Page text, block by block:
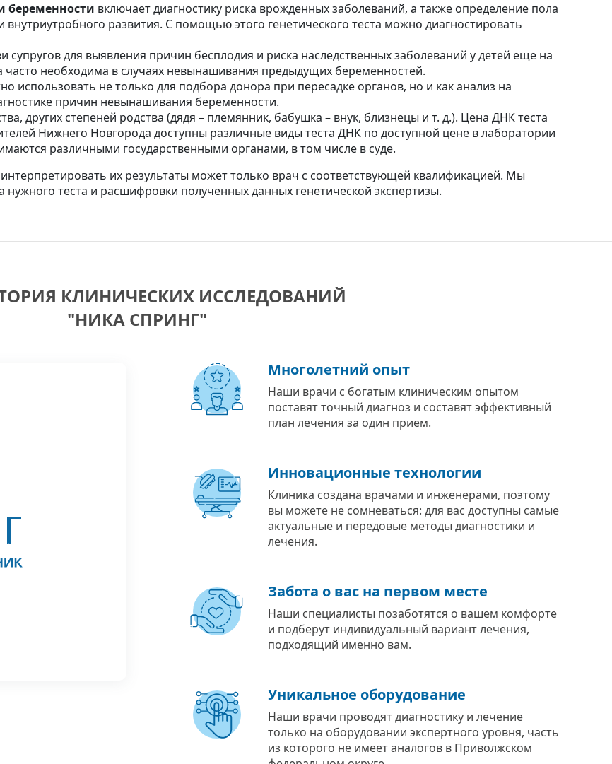
беременности включает диагностику риска врожденных заболеваний, а также определение пола
внутриутробного развития. С помощью этого генетического теста можно диагностировать
супругов для выявления причин бесплодия и риска наследственных заболеваний у детей еще на
часто необходима в случаях невынашивания предыдущих беременностей.
использовать не только для подбора донора при пересадке органов, но и как анализ на
причин невынашивания беременности.
других степеней родства (дядя – племянник, бабушка – внук, близнецы и т. д.). Цена ДНК теста
Нижнего Новгорода доступны различные виды теста ДНК по доступной цене в лаборатории
различными государственными органами, в том числе в суде.
их результаты может только врач с соответствующей квалификацией. Мы
теста и расшифровки полученных данных генетической экспертизы.
КЛИНИЧЕСКИХ ИССЛЕДОВАНИЙ
"НИКА СПРИНГ"
Многолетний опыт
Наши врачи с богатым клиническим опытом
поставят точный диагноз и составят эффективный
план лечения за один прием.
Инновационные технологии
Клиника создана врачами и инженерами, поэтому
вы можете не сомневаться: для вас доступны самые
актуальные и передовые методы диагностики и
лечения.
Забота о вас на первом месте
Наши специалисты позаботятся о вашем комфорте
и подберут индивидуальный вариант лечения,
подходящий именно вам.
Уникальное оборудование
Наши врачи проводят диагностику и лечение
только на оборудовании экспертного уровня, часть
из которого не имеет аналогов в Приволжском